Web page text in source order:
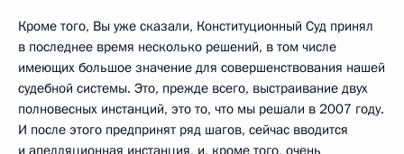
Кроме того, Вы уже сказали, Конституционный Суд принял
в последнее время несколько решений, в том числе
имеющих большое значение для совершенствования нашей
судебной системы. Это, прежде всего, выстраивание двух
полновесных инстанций, это то, что мы решали в 2007 году.
И после этого предпринят ряд шагов, сейчас вводится
и апелляционная инстанция, и, кроме того, очень